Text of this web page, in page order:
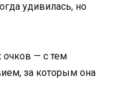
удивилась, но
очков — с тем
за которым она